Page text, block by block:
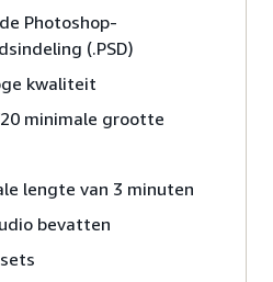
Photoshop-
(.PSD)
kwaliteit
minimale grootte
lengte van 3 minuten
bevatten